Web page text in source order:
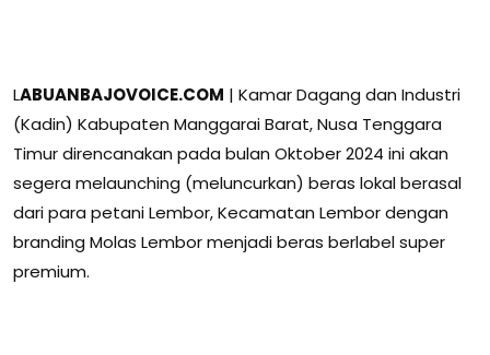
LABUANBAJOVOICE.COM | Kamar Dagang dan Industri
(Kadin) Kabupaten Manggarai Barat, Nusa Tenggara
Timur direncanakan pada bulan Oktober 2024 ini akan
segera melaunching (meluncurkan) beras lokal berasal
dari para petani Lembor, Kecamatan Lembor dengan
branding Molas Lembor menjadi beras berlabel super
premium.